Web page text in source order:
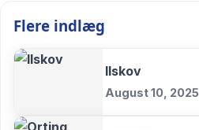
Flere indlæg
Ilskov
August 10, 2025